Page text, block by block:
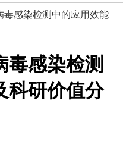
毒感染检测中的应用效能
毒感染检测
科研价值分